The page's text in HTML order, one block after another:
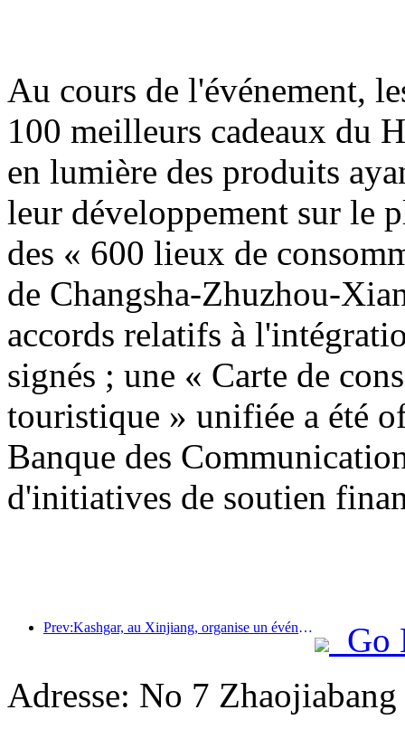
Au cours de l'événement,
100 meilleurs cadeaux du
en lumière des produits
leur développement sur le
des « 600 lieux de
de Changsha-Zhuzhou-
accords relatifs à
signés ; une « Carte de
touristique » unifiée a été
Banque des
d'initiatives de soutien
Prev:Kashgar, au Xinjiang, organise un événement de promotion touristique pour favoriser les échanges interethniques.
Go
Adresse: No 7